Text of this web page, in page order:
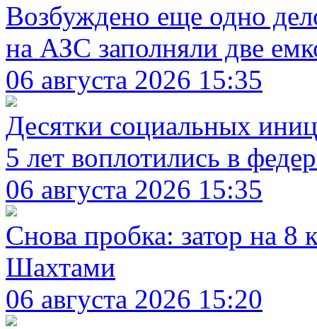
Возбуждено еще одно
на АЗС заполняли две
06 августа 2026 15:35
Десятки социальных
5 лет воплотились в
06 августа 2026 15:35
Снова пробка: затор на
Шахтами
06 августа 2026 15:20